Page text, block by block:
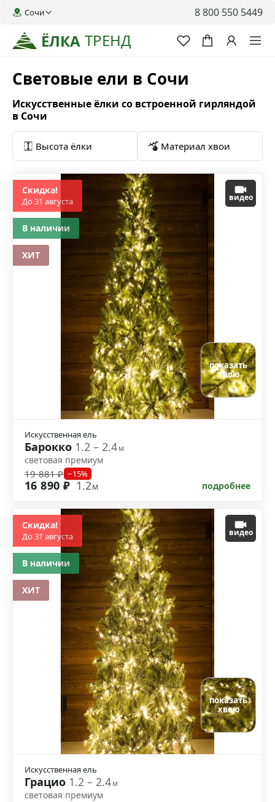
ЁЛКА ТРЕНД
Сочи 8 800 550 5449
Световые ели в Сочи
Искусственные ёлки со встроенной гирляндой
в Сочи
Высота ёлки Материал хвои
видео
показать
хвою
Искусственная ель
Барокко 1.2 – 2.4м
световая премиум
19 881 ₽ −15%
16 890 ₽ 1.2м подробнее
Скидка!
До 31 августа
В наличии
ХИТ
видео
показать
хвою
Искусственная ель
Грацио 1.2 – 2.4м
световая премиум
Скидка!
До 31 августа
В наличии
ХИТ